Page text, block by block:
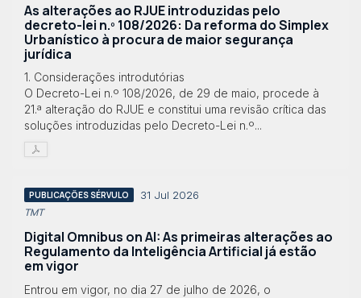
As alterações ao RJUE introduzidas pelo
decreto-lei n.º 108/2026: Da reforma do Simplex
Urbanístico à procura de maior segurança
jurídica
1. Considerações introdutórias
O Decreto-Lei n.º 108/2026, de 29 de maio, procede à
21.ª alteração do RJUE e constitui uma revisão crítica das
soluções introduzidas pelo Decreto-Lei n.º...
PUBLICAÇÕES SÉRVULO 31 Jul 2026
TMT
Digital Omnibus on AI: As primeiras alterações ao
Regulamento da Inteligência Artificial já estão
em vigor
Entrou em vigor, no dia 27 de julho de 2026, o